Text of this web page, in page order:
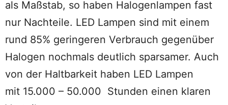
als Maßstab, so haben Halogenlampen fast
nur Nachteile. LED Lampen sind mit einem
rund 85% geringeren Verbrauch gegenüber
Halogen nochmals deutlich sparsamer. Auch
von der Haltbarkeit haben LED Lampen
mit 15.000 – 50.000 Stunden einen klaren